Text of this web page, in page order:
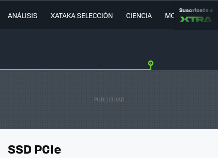
ANÁLISIS XATAKA SELECCIÓN CIENCIA MOVILIDAD
Suscríbete a
SSD PCIe